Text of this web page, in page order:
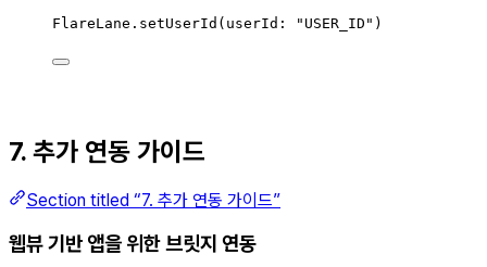
FlareLane. setUserId ( userId : " USER_ID " )
7. 추가 연동 가이드
Section titled “7. 추가 연동 가이드”
웹뷰 기반 앱을 위한 브릿지 연동